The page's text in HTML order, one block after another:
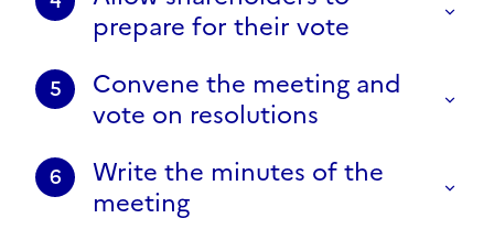
prepare for their vote
5
Convene the meeting and
vote on resolutions
6
Write the minutes of the
meeting